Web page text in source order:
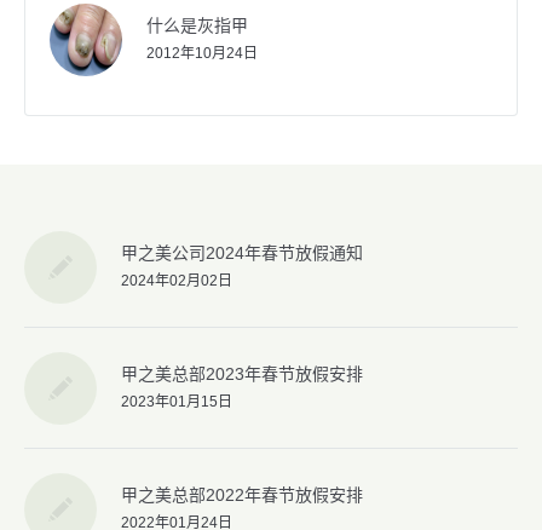
什么是灰指甲
2012年10月24日
甲之美公司2024年春节放假通知
2024年02月02日
甲之美总部2023年春节放假安排
2023年01月15日
甲之美总部2022年春节放假安排
2022年01月24日